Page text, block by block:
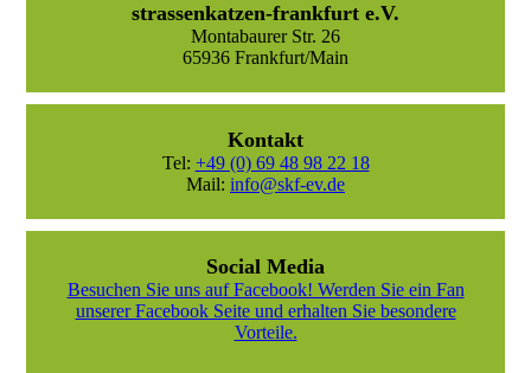
strassenkatzen-frankfurt e.V.
Montabaurer Str. 26
65936 Frankfurt/Main
Kontakt
Tel: +49 (0) 69 48 98 22 18
Mail: info@skf-ev.de
Social Media
Besuchen Sie uns auf Facebook! Werden Sie ein Fan
unserer Facebook Seite und erhalten Sie besondere
Vorteile.